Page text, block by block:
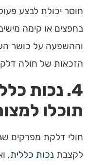
חוסר יכולת לבצע
בחפצים או קימה
וההשפעה על כושר
הזכאות של חולה
4. נכות
תוכלו
חולי דלקת מפרקים
לקצבת נכות כללית,